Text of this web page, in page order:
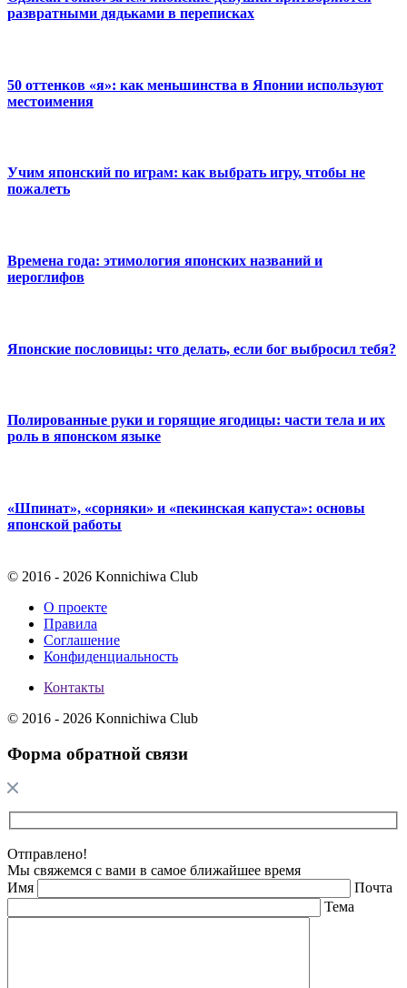
развратными дядьками в переписках
50 оттенков «я»: как меньшинства в Японии используют
местоимения
Учим японский по играм: как выбрать игру, чтобы не
пожалеть
Времена года: этимология японских названий и
иероглифов
Японские пословицы: что делать, если бог выбросил тебя?
Полированные руки и горящие ягодицы: части тела и их
роль в японском языке
«Шпинат», «сорняки» и «пекинская капуста»: основы
японской работы
© 2016 - 2026 Konnichiwa Club
О проекте
Правила
Соглашение
Конфиденциальность
Контакты
© 2016 - 2026 Konnichiwa Club
Форма обратной связи
Отправлено!
Мы свяжемся с вами в самое ближайшее время
Имя
Почта
Тема